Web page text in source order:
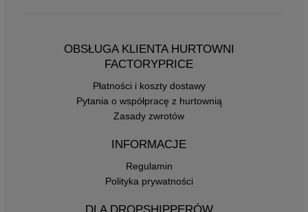
OBSŁUGA KLIENTA HURTOWNI
FACTORYPRICE
Płatności i koszty dostawy
Pytania o współpracę z hurtownią
Zasady zwrotów
INFORMACJE
Regulamin
Polityka prywatności